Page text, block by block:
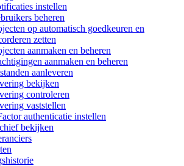
instellen
beheren
op automatisch goedkeuren en
zetten
aanmaken en beheren
aanmaken en beheren
aanleveren
bekijken
controleren
vaststellen
authenticatie instellen
bekijken